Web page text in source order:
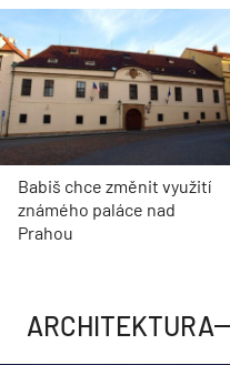
Babiš chce změnit využití
známého paláce nad
Prahou
ARCHITEKTURA